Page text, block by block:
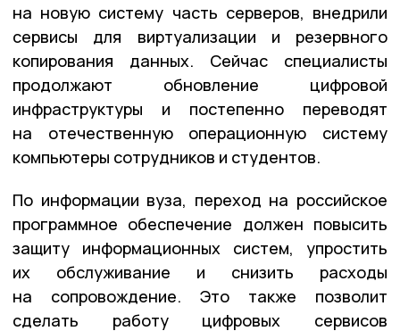
на новую систему часть серверов, внедрили
сервисы для виртуализации и резервного
копирования данных. Сейчас специалисты
продолжают обновление цифровой
инфраструктуры и постепенно переводят
на отечественную операционную систему
компьютеры сотрудников и студентов.
По информации вуза, переход на российское
программное обеспечение должен повысить
защиту информационных систем, упростить
их обслуживание и снизить расходы
на сопровождение. Это также позволит
сделать работу цифровых сервисов